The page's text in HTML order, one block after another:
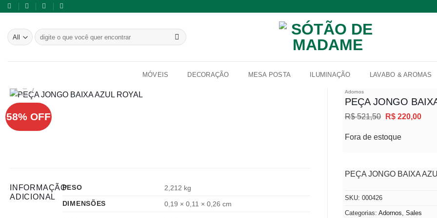
Skip
content
Pesquisar
por:
MÓVEIS DECORAÇÃO MESA POSTA ILUMINAÇÃO LAVABO & AROMAS
58% OFF
Adornos
PEÇA JONGO
R$521,50 O
era:
R$220,00O
Fora de estoque
INFORMAÇÃO
ADICIONAL
PESO
2,212 kg
DIMENSÕES
0,19 × 0,11 × 0,26 cm
PEÇA JONGO BAIXA
SKU: 000426
Categorias: Adornos Sales